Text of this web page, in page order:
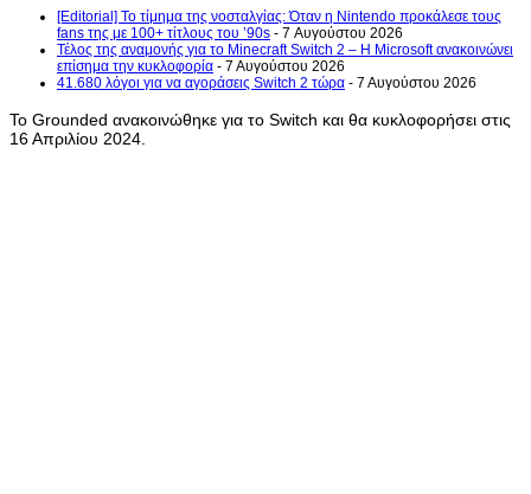
[Editorial] Το τίμημα της νοσταλγίας: Όταν η Nintendo προκάλεσε τους
fans της με 100+ τίτλους του ’90s - 7 Αυγούστου 2026
Τέλος της αναμονής για το Minecraft Switch 2 – Η Microsoft ανακοινώνει
επίσημα την κυκλοφορία - 7 Αυγούστου 2026
41.680 λόγοι για να αγοράσεις Switch 2 τώρα - 7 Αυγούστου 2026
Το Grounded ανακοινώθηκε για το Switch και θα κυκλοφορήσει στις
16 Απριλίου 2024.